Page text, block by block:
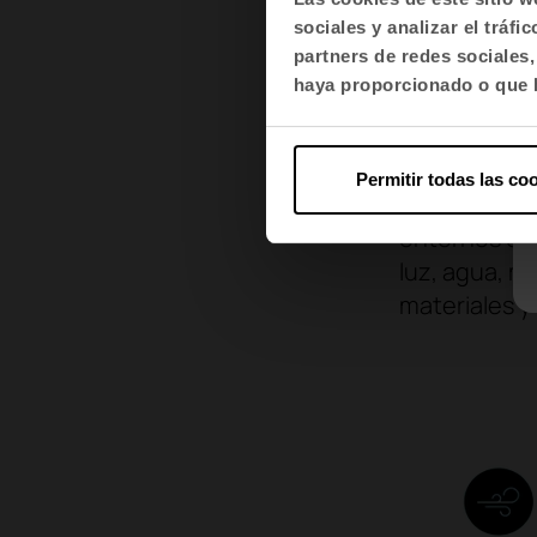
sociales y analizar el
partners de redes
haya proporcionado o que
Permitir todas las
edificios,
como en el
Elestándar
vivir y
insistido en
entornos
luz, agua,
materiales